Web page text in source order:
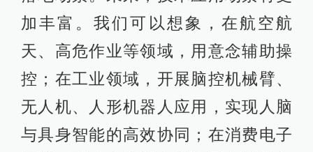
加丰富。我们可以想象，在航空航
天、高危作业等领域，用意念辅助操
控；在工业领域，开展脑控机械臂、
无人机、人形机器人应用，实现人脑
与具身智能的高效协同；在消费电子